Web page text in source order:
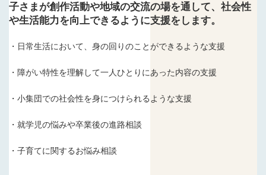
子さまが創作活動や地域の交流の場を通して、社会性
や生活能力を向上できるように支援をします。
・日常生活において、身の回りのことができるような支援
・障がい特性を理解して一人ひとりにあった内容の支援
・小集団での社会性を身につけられるような支援
・就学児の悩みや卒業後の進路相談
・子育てに関するお悩み相談